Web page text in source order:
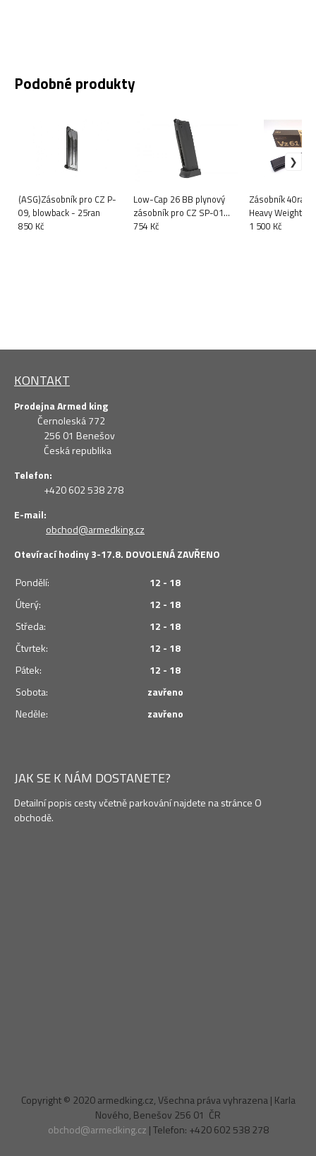
Podobné produkty
(ASG)Zásobník pro CZ P-
09, blowback - 25ran
850 Kč
Low-Cap 26 BB plynový
zásobník pro CZ SP-01
Shadow
754 Kč
Zásobník 40ran
Heavy Weight,
1 500 Kč
KONTAKT
Prodejna Armed king
Černoleská 772
256 01 Benešov
Česká republika
Telefon:
+420 602 538 278
E-mail:
obchod@armedking.cz
Otevírací hodiny 3-17.8. DOVOLENÁ ZAVŘENO
Pondělí:
12 - 18
Úterý:
12 - 18
Středa:
12 - 18
Čtvrtek:
12 - 18
Pátek:
12 - 18
Sobota:
zavřeno
Neděle:
zavřeno
JAK SE K NÁM DOSTANETE?
Detailní popis cesty včetně parkování najdete na stránce O
obchodě.
Copyright © 2020 armedking.cz, Všechna práva vyhrazena | Karla
Nového, Benešov 256 01 ČR
obchod@armedking.cz | Telefon: +420 602 538 278